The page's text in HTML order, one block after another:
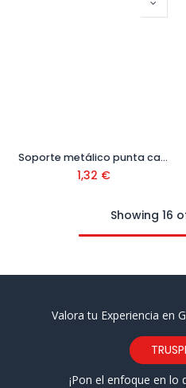
Soporte metálico punta canal PVC
1,32 €
Showing 16
Valora tu Experiencia en
¡Pon el enfoque en lo